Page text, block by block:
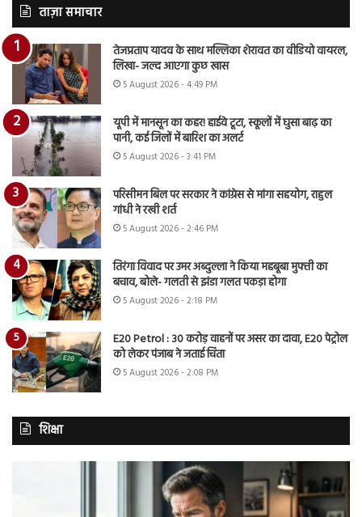
ताज़ा समाचार
तेजप्रताप यादव के साथ मल्लिका शेरावत का वीडियो वायरल,
लिखा- जल्द आएगा कुछ खास
5 August 2026 - 4:49 PM
यूपी में मानसून का कहर! हाईवे टूटा, स्कूलों में घुसा बाढ़ का
पानी, कई जिलों में बारिश का अलर्ट
5 August 2026 - 3:41 PM
परिसीमन बिल पर सरकार ने कांग्रेस से मांगा सहयोग, राहुल
गांधी ने रखी शर्त
5 August 2026 - 2:46 PM
तिरंगा विवाद पर उमर अब्दुल्ला ने किया महबूबा मुफ्ती का
बचाव, बोले- गलती से झंडा गलत पकड़ा होगा
5 August 2026 - 2:18 PM
E20 Petrol : 30 करोड़ वाहनों पर असर का दावा, E20 पेट्रोल
को लेकर पंजाब ने जताई चिंता
5 August 2026 - 2:08 PM
शिक्षा